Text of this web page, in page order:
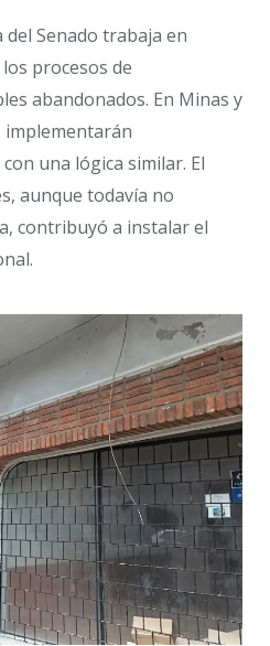
del Senado trabaja en
procesos de
abandonados. En Minas y
implementarán
una lógica similar. El
aunque todavía no
contribuyó a instalar el